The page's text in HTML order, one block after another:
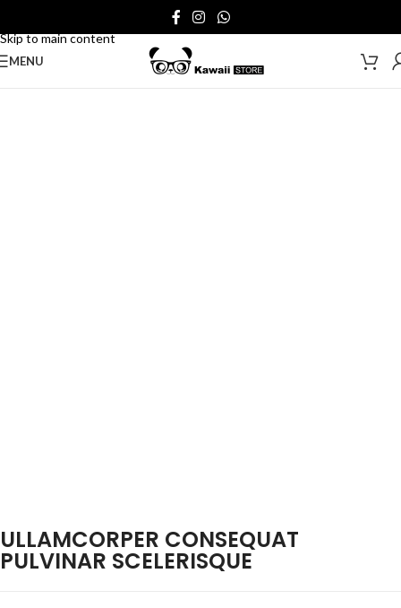
Skip to main content
MENU
ULLAMCORPER CONSEQUAT
PULVINAR SCELERISQUE